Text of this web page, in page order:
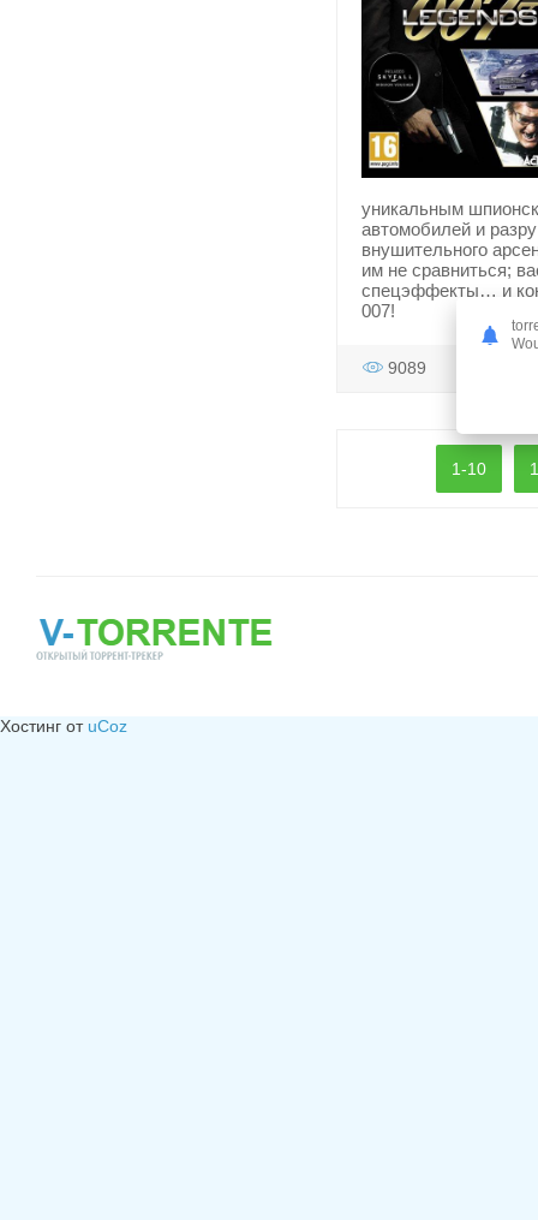
уникальным
автомобилей и
внушительного
им не сравниться;
спецэффекты… и
007!
9089
1-10
Хостинг от uCoz